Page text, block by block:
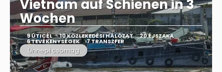
Vietnam auf Schienen in 3
Wochen
9 ÚTICÉL 10 KÖZLEKEDÉSI HÁLÓZAT 20 ÉJSZAKA
6 TEVÉKENYSÉGEK 7 TRANSZFER
Ünnepi csomag